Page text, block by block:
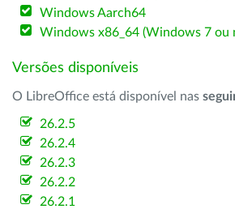
Windows Aarch64
Windows x86_64 (Windows 7 ou
Versões disponíveis
O LibreOffice está disponível nas
26.2.5
26.2.4
26.2.3
26.2.2
26.2.1